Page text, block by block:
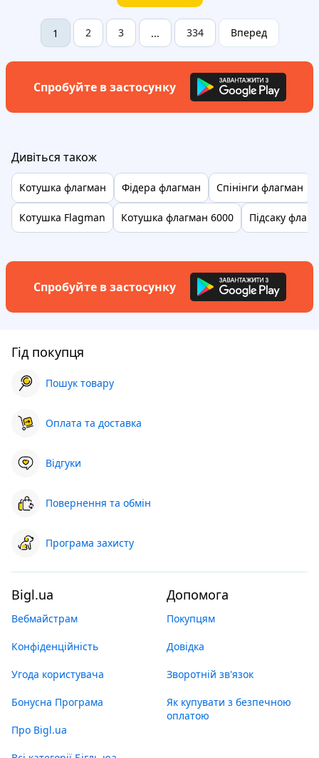
1 2 3 ... 334 Вперед
Спробуйте в застосунку
Дивіться також
Котушка флагман Фідера флагман Спінінги флагман
Котушка Flagman Котушка флагман 6000 Підсаку
Спробуйте в застосунку
Гід покупця
Пошук товару
Оплата та доставка
Відгуки
Повернення та обмін
Програма захисту
Bigl.ua
Вебмайстрам
Конфіденційність
Угода користувача
Бонусна Програма
Про Bigl.ua
Допомога
Покупцям
Довідка
Зворотній зв'язок
Як купувати з безпечною
оплатою